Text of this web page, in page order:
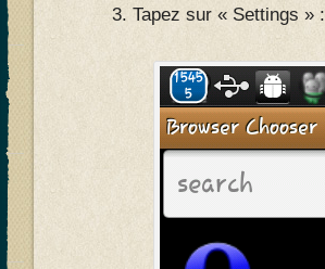
Tapez sur « Settings » :